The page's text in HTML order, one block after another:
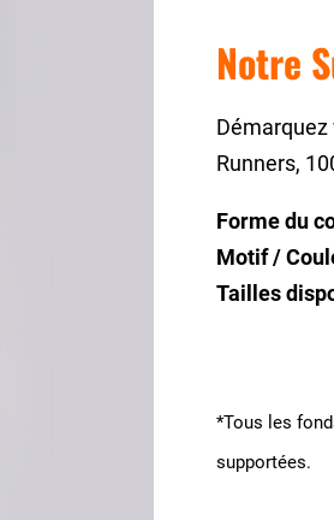
Notre
Runners,
Forme du
Motif /
Tailles
*Tous les
supportées.